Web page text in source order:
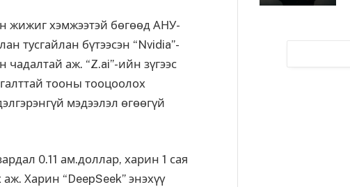
жижиг хэмжээтэй бөгөөд АНУ-
тусгайлан бүтээсэн “Nvidia”-
аж. “Z.ai”-ийн зүгээс
тооны тооцоолох
мэдээлэл өгөөгүй
0.11 ам.доллар, харин 1 сая
Харин “DeepSeek” энэхүү